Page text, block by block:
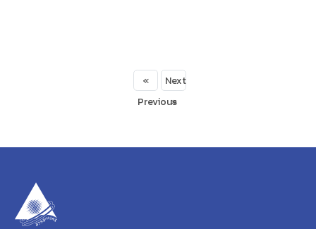
«
Previous
Next
»